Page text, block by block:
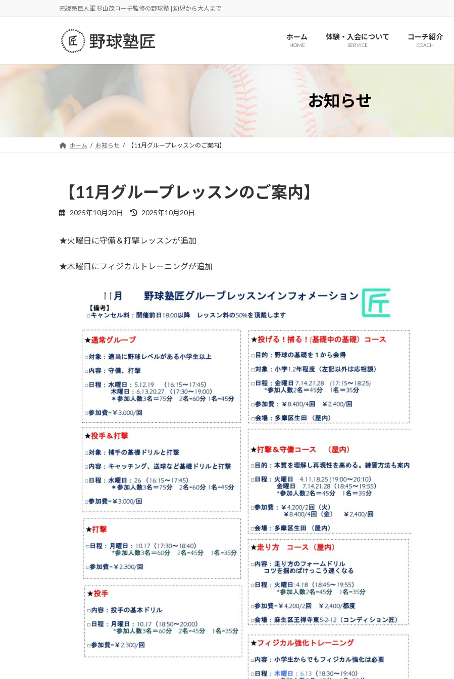
へ
ョ
元読売巨人軍 杉山茂コーチ監修の野球塾 | 幼児から大人まで
ホーム
HOME
体験・入会について
SERVICE
コーチ紹介
COACH
お知らせ
ホーム お知らせ 【11月グループレッスンのご案内】
【11月グループレッスンのご案内】
2025年10月20日
最
新
時
:
2025年10月20日
★火曜日に守備＆打撃レッスンが追加
★木曜日にフィジカルトレーニングが追加